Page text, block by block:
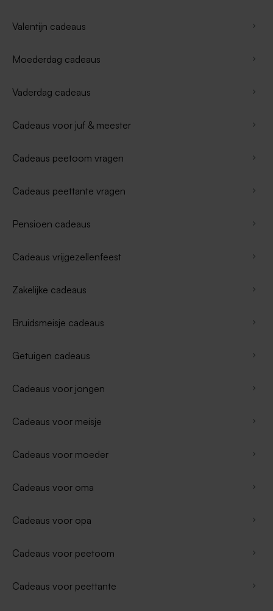
Valentijn cadeaus
Moederdag cadeaus
Vaderdag cadeaus
Cadeaus voor juf & meester
Cadeaus peetoom vragen
Cadeaus peettante vragen
Pensioen cadeaus
Cadeaus vrijgezellenfeest
Zakelijke cadeaus
Bruidsmeisje cadeaus
Getuigen cadeaus
Cadeaus voor jongen
Cadeaus voor meisje
Cadeaus voor moeder
Cadeaus voor oma
Cadeaus voor opa
Cadeaus voor peetoom
Cadeaus voor peettante